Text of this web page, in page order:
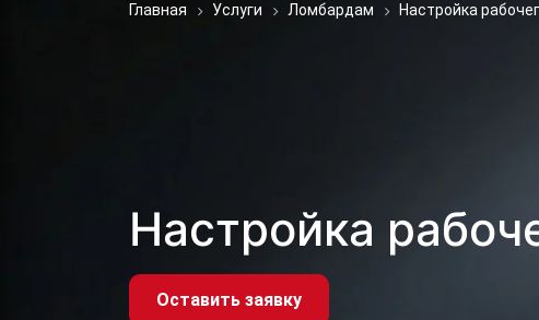
Главная Услуги Ломбардам Настройка
Настройка
Оставить заявку